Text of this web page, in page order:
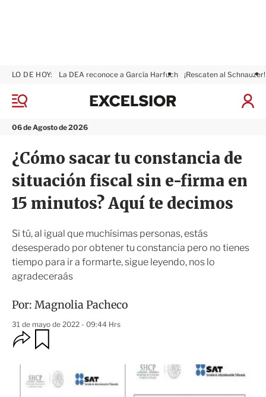
M
n
06 de Agosto de 2026
LO DE HOY: La DEA reconoce a García Harfuch ¡Rescaten al Schnauzer!
I
x
i
r
¿Cómo sacar tu constancia de
situación fiscal sin e-firma en
15 minutos? Aquí te decimos
Si tú, al igual que muchísimas personas, estás
desesperado por obtener tu constancia pero no tienes
tiempo para ir a formarte, sigue leyendo, nos lo
agradeceraás
Por: Magnolia Pacheco
31 de mayo de 2022 - 09:44 Hrs
O
p
o
n
d
a